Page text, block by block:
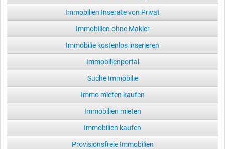
Immobilien Inserate von Privat
Immobilien ohne Makler
Immobilie kostenlos inserieren
Immobilienportal
Suche Immobilie
Immo mieten kaufen
Immobilien mieten
Immobilien kaufen
Provisionsfreie Immobilien